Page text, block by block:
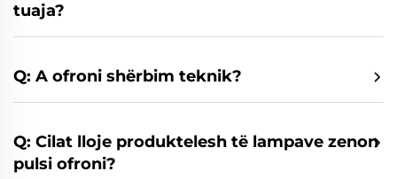
tuaja?
Q: A ofroni shërbim teknik?
Q: Cilat lloje produktelesh të lampave zenon
pulsi ofroni?